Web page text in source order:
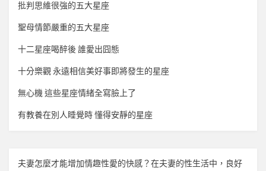
批判思維很強的五大星座
聖母情節嚴重的五大星座
十二星座喝醉後 誰愛出囧態
十分樂觀 永遠相信美好事即將發生的星座
無心機 這些星座情緒全寫臉上了
有教養在別人睡覺時 懂得安靜的星座
夫妻怎麼才能增加情趣性愛的快感？在夫妻的性生活中，良好